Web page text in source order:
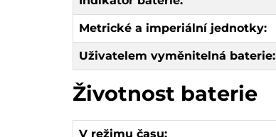
Metrické a imperiální jednotky:
Uživatelem vyměnitelná baterie:
Životnost baterie
V režimu času: